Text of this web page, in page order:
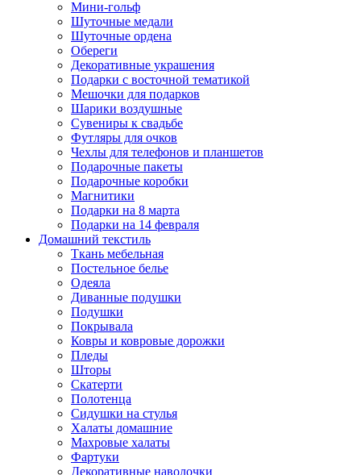
Мини-гольф
Шуточные медали
Шуточные ордена
Обереги
Декоративные украшения
Подарки с восточной тематикой
Мешочки для подарков
Шарики воздушные
Сувениры к свадьбе
Футляры для очков
Чехлы для телефонов и планшетов
Подарочные пакеты
Подарочные коробки
Магнитики
Подарки на 8 марта
Подарки на 14 февраля
Домашний текстиль
Ткань мебельная
Постельное белье
Одеяла
Диванные подушки
Подушки
Покрывала
Ковры и ковровые дорожки
Пледы
Шторы
Скатерти
Полотенца
Сидушки на стулья
Халаты домашние
Махровые халаты
Фартуки
Декоративные наволочки